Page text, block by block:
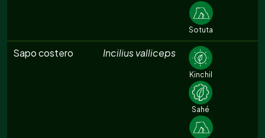
Sotuta
Sapo costero Incilius valliceps
Kinchil
Sahé